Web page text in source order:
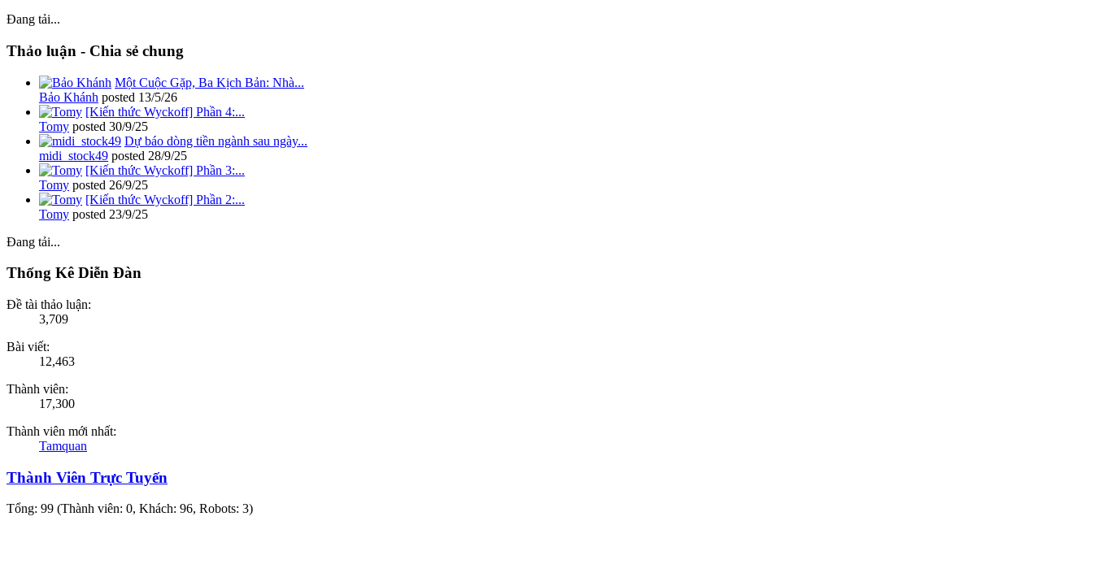
Đang tải...
Thảo luận - Chia sẻ chung
Một Cuộc Gặp, Ba Kịch Bản: Nhà...
Bảo Khánh posted 13/5/26
[Kiến thức Wyckoff] Phần 4:...
Tomy posted 30/9/25
Dự báo dòng tiền ngành sau ngày...
midi_stock49 posted 28/9/25
[Kiến thức Wyckoff] Phần 3:...
Tomy posted 26/9/25
[Kiến thức Wyckoff] Phần 2:...
Tomy posted 23/9/25
Đang tải...
Thống Kê Diễn Đàn
Đề tài thảo luận:
3,709
Bài viết:
12,463
Thành viên:
17,300
Thành viên mới nhất:
Tamquan
Thành Viên Trực Tuyến
Tổng: 99 (Thành viên: 0, Khách: 96, Robots: 3)